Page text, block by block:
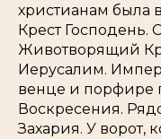
христианам была
Крест Господень.
Животворящий
Иерусалим.
венце и порфире
Воскресения.
Захария. У ворот,